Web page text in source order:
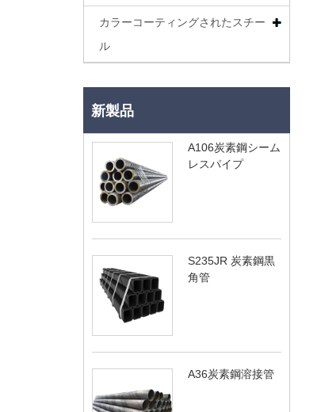
カラーコーティングされたスチー
ル
新製品
A106炭素鋼シーム
レスパイプ
S235JR 炭素鋼黒
角管
A36炭素鋼溶接管